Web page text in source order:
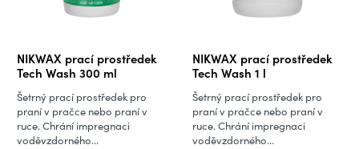
NIKWAX prací prostředek
Tech Wash 300 ml
Průměrné
hodnocení
produktu
je
5,0
Šetrný prací prostředek pro
praní v pračce nebo praní v
ruce. Chrání impregnaci
voděvzdorného...
NIKWAX prací prostředek
Tech Wash 1 l
Průměrné
hodnocení
produktu
je
4,8
Šetrný prací prostředek pro
praní v pračce nebo praní v
ruce. Chrání impregnaci
voděvzdorného...